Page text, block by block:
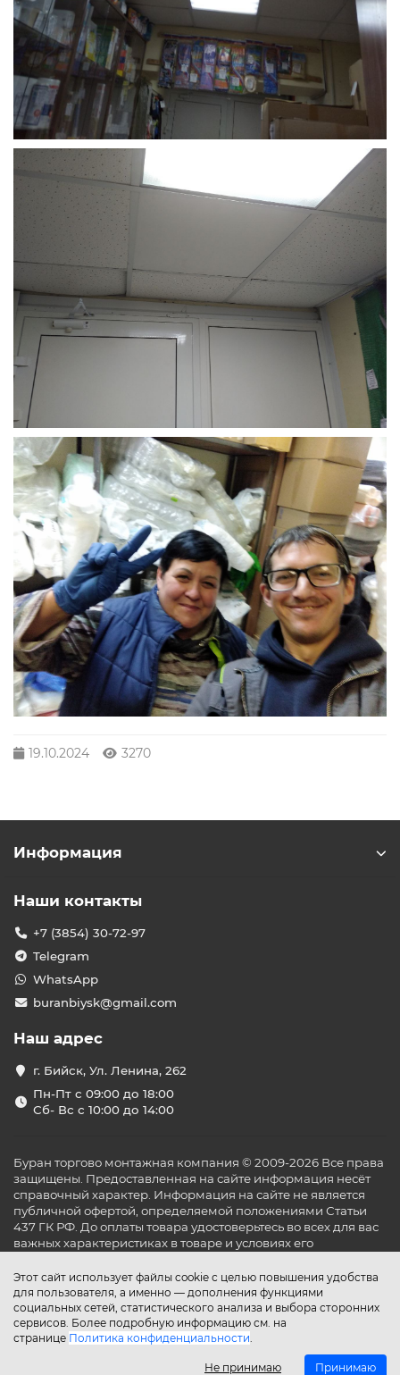
19.10.2024 3270
Этот сайт использует файлы cookie с целью повышения удобства
для пользователя, а именно — дополнения функциями
социальных сетей, статистического анализа и выбора сторонних
сервисов. Более подробную информацию см. на
странице Политика конфиденциальности.
Не принимаю Принимаю
Информация
Наши контакты
+7 (3854) 30-72-97
Telegram
WhatsApp
buranbiysk@gmail.com
Наш адрес
г. Бийск, Ул. Ленина, 262
Пн-Пт с 09:00 до 18:00
Сб- Вс с 10:00 до 14:00
Буран торгово монтажная компания © 2009-2026 Все права
защищены. Предоставленная на сайте информация несёт
справочный характер. Информация на сайте не является
публичной офертой, определяемой положениями Статьи
437 ГК РФ. До оплаты товара удостоверьтесь во всех для вас
важных характеристиках в товаре и условиях его